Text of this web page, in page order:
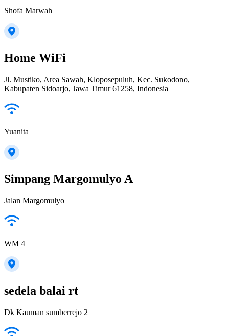
Shofa Marwah
Home WiFi
Jl. Mustiko, Area Sawah, Kloposepuluh, Kec. Sukodono,
Kabupaten Sidoarjo, Jawa Timur 61258, Indonesia
Yuanita
Simpang Margomulyo A
Jalan Margomulyo
WM 4
sedela balai rt
Dk Kauman sumberrejo 2